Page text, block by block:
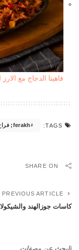
فاهيتا الدجاج مع
TAGS: ferakh; فراخ
SHARE ON
PREVIOUS ARTICLE
كاسات جوزالهند